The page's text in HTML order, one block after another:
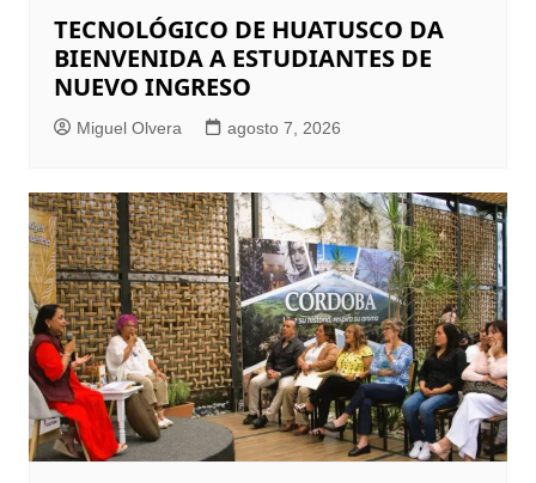
TECNOLÓGICO DE HUATUSCO DA
BIENVENIDA A ESTUDIANTES DE
NUEVO INGRESO
Miguel Olvera agosto 7, 2026